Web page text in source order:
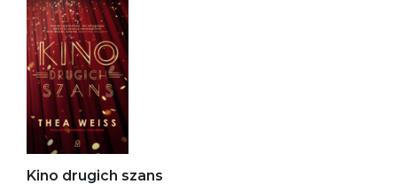
Kino drugich szans